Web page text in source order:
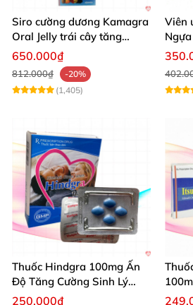
Siro cường dương Kamagra
Oral Jelly trái cây tăng
cường sinh lý nam
650.000₫
812.000₫
-20%
(1,405)
Viên
quan
Thuốc Hindgra 100mg Ấn
Độ Tăng Cường Sinh Lý
Nam Hiệu Quả
250.000₫
kéo